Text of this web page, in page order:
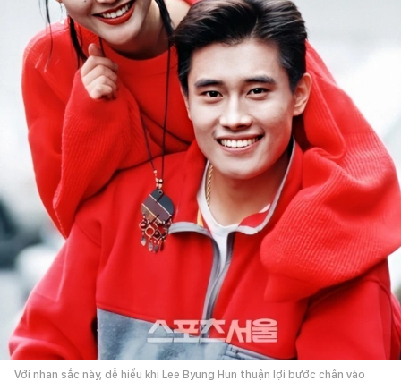
Với nhan sắc này, dễ hiểu khi Lee Byung Hun thuận lợi bước chân vào